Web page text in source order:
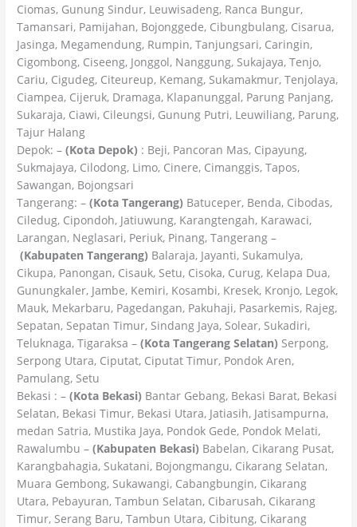
Ciomas, Gunung Sindur, Leuwisadeng, Ranca Bungur,
Tamansari, Pamijahan, Bojonggede, Cibungbulang, Cisarua,
Jasinga, Megamendung, Rumpin, Tanjungsari, Caringin,
Cigombong, Ciseeng, Jonggol, Nanggung, Sukajaya, Tenjo,
Cariu, Cigudeg, Citeureup, Kemang, Sukamakmur, Tenjolaya,
Ciampea, Cijeruk, Dramaga, Klapanunggal, Parung Panjang,
Sukaraja, Ciawi, Cileungsi, Gunung Putri, Leuwiliang, Parung,
Tajur Halang
Depok: –(Kota Depok) : Beji, Pancoran Mas, Cipayung,
Sukmajaya, Cilodong, Limo, Cinere, Cimanggis, Tapos,
Sawangan, Bojongsari
Tangerang: –(Kota Tangerang) Batuceper, Benda, Cibodas,
Ciledug, Cipondoh, Jatiuwung, Karangtengah, Karawaci,
Larangan, Neglasari, Periuk, Pinang, Tangerang –
(Kabupaten Tangerang) Balaraja, Jayanti, Sukamulya,
Cikupa, Panongan, Cisauk, Setu, Cisoka, Curug, Kelapa Dua,
Gunungkaler, Jambe, Kemiri, Kosambi, Kresek, Kronjo, Legok,
Mauk, Mekarbaru, Pagedangan, Pakuhaji, Pasarkemis, Rajeg,
Sepatan, Sepatan Timur, Sindang Jaya, Solear, Sukadiri,
Teluknaga, Tigaraksa –(Kota Tangerang Selatan) Serpong,
Serpong Utara, Ciputat, Ciputat Timur, Pondok Aren,
Pamulang, Setu
Bekasi : –(Kota Bekasi) Bantar Gebang, Bekasi Barat, Bekasi
Selatan, Bekasi Timur, Bekasi Utara, Jatiasih, Jatisampurna,
medan Satria, Mustika Jaya, Pondok Gede, Pondok Melati,
Rawalumbu –(Kabupaten Bekasi) Babelan, Cikarang Pusat,
Karangbahagia, Sukatani, Bojongmangu, Cikarang Selatan,
Muara Gembong, Sukawangi, Cabangbungin, Cikarang
Utara, Pebayuran, Tambun Selatan, Cibarusah, Cikarang
Timur, Serang Baru, Tambun Utara, Cibitung, Cikarang